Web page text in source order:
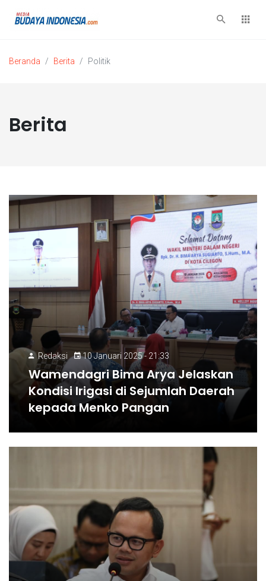
Beranda Berita Politik
Berita
Redaksi 10 Januari 2025 - 21:33
Wamendagri Bima Arya Jelaskan
Kondisi Irigasi di Sejumlah Daerah
kepada Menko Pangan